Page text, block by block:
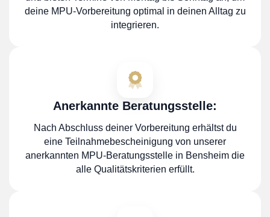
deine MPU-Vorbereitung optimal in deinen Alltag zu
integrieren.
Anerkannte Beratungsstelle:
Nach Abschluss deiner Vorbereitung erhältst du
eine Teilnahmebescheinigung von unserer
anerkannten MPU-Beratungsstelle in Bensheim die
alle Qualitätskriterien erfüllt.